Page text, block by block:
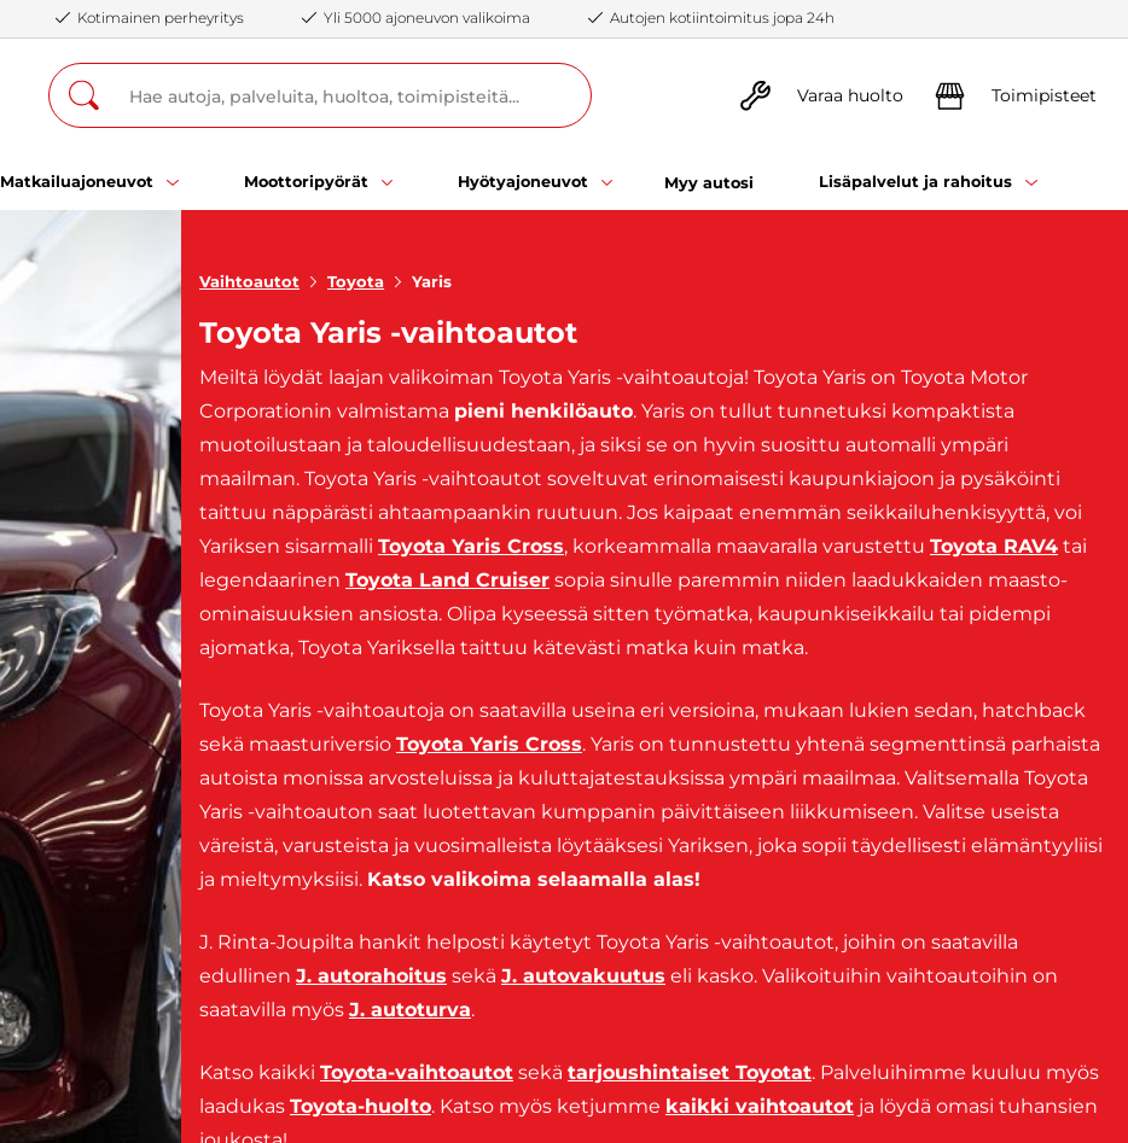
Kotimainen perheyritys Yli 5000 ajoneuvon valikoima Autojen kotiintoimitus jopa 24h
Varaa huolto Toimipisteet
Matkailuajoneuvot Moottoripyörät Hyötyajoneuvot Myy autosi Lisäpalvelut ja rahoitus
Vaihtoautot Toyota Yaris
Toyota Yaris -vaihtoautot
Meiltä löydät laajan valikoiman Toyota Yaris -vaihtoautoja! Toyota Yaris on Toyota Motor
Corporationin valmistama pieni henkilöauto. Yaris on tullut tunnetuksi kompaktista
muotoilustaan ja taloudellisuudestaan, ja siksi se on hyvin suosittu automalli ympäri
maailman. Toyota Yaris -vaihtoautot soveltuvat erinomaisesti kaupunkiajoon ja pysäköinti
taittuu näppärästi ahtaampaankin ruutuun. Jos kaipaat enemmän seikkailuhenkisyyttä, voi
Yariksen sisarmalli Toyota Yaris Cross, korkeammalla maavaralla varustettu Toyota RAV4 tai
legendaarinen Toyota Land Cruiser sopia sinulle paremmin niiden laadukkaiden maasto-
ominaisuuksien ansiosta. Olipa kyseessä sitten työmatka, kaupunkiseikkailu tai pidempi
ajomatka, Toyota Yariksella taittuu kätevästi matka kuin matka.
Toyota Yaris -vaihtoautoja on saatavilla useina eri versioina, mukaan lukien sedan, hatchback
sekä maasturiversio Toyota Yaris Cross. Yaris on tunnustettu yhtenä segmenttinsä parhaista
autoista monissa arvosteluissa ja kuluttajatestauksissa ympäri maailmaa. Valitsemalla Toyota
Yaris -vaihtoauton saat luotettavan kumppanin päivittäiseen liikkumiseen. Valitse useista
väreistä, varusteista ja vuosimalleista löytääksesi Yariksen, joka sopii täydellisesti elämäntyyliisi
ja mieltymyksiisi. Katso valikoima selaamalla alas!
J. Rinta-Joupilta hankit helposti käytetyt Toyota Yaris -vaihtoautot, joihin on saatavilla
edullinen J. autorahoitus sekä J. autovakuutus eli kasko. Valikoituihin vaihtoautoihin on
saatavilla myös J. autoturva.
Katso kaikki Toyota-vaihtoautot sekä tarjoushintaiset Toyotat. Palveluihimme kuuluu myös
laadukas Toyota-huolto. Katso myös ketjumme kaikki vaihtoautot ja löydä omasi tuhansien